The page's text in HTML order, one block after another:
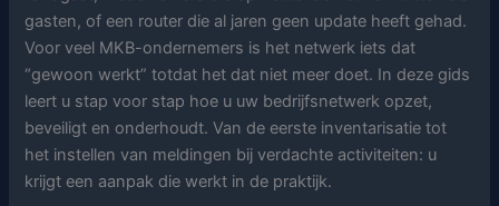
gasten, of een router die al jaren geen update heeft gehad.
Voor veel MKB-ondernemers is het netwerk iets dat
“gewoon werkt” totdat het dat niet meer doet. In deze gids
leert u stap voor stap hoe u uw bedrijfsnetwerk opzet,
beveiligt en onderhoudt. Van de eerste inventarisatie tot
het instellen van meldingen bij verdachte activiteiten: u
krijgt een aanpak die werkt in de praktijk.